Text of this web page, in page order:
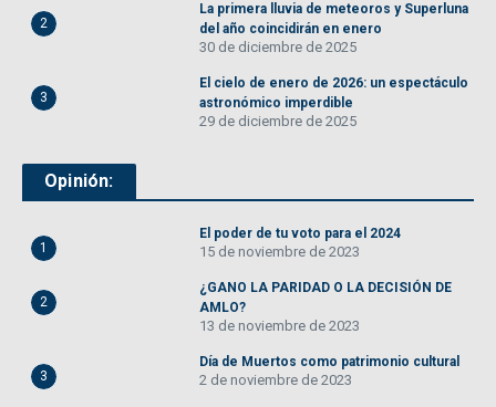
2
La primera lluvia de meteoros y Superluna
del año coincidirán en enero
30 de diciembre de 2025
3
El cielo de enero de 2026: un espectáculo
astronómico imperdible
29 de diciembre de 2025
Opinión:
1
El poder de tu voto para el 2024
15 de noviembre de 2023
2
¿GANO LA PARIDAD O LA DECISIÓN DE
AMLO?
13 de noviembre de 2023
3
Día de Muertos como patrimonio cultural
2 de noviembre de 2023